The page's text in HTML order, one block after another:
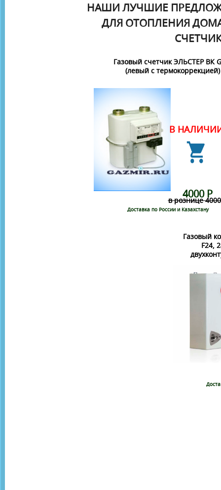
НАШИ ЛУЧШИЕ
ДЛЯ ОТОПЛЕНИЯ
4000 Р
в рознице
Доставка по России и Казахстану
Газовый счетчик ЭЛЬСТЕР ВК
(левый c термокоррекцией)
В
Газовый
F24,